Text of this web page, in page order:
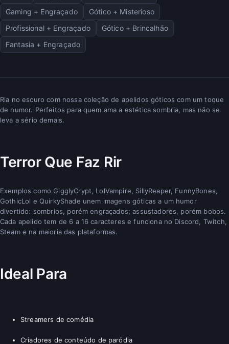
Gaming + Engraçado
Gótico + Misterioso
Profissional + Engraçado
Gótico + Brincalhão
Fantasia + Engraçado
Ria no escuro com nossa coleção de apelidos góticos com um toque
de humor. Perfeitos para quem ama a estética sombria, mas não se
leva a sério demais.
Terror Que Faz Rir
Exemplos como GigglyCrypt, LolVampire, SillyReaper, FunnyBones,
GothicLol e QuirkyShade unem imagens góticas a um humor
divertido: sombrios, porém engraçados; assustadores, porém bobos.
Cada apelido tem de 6 a 16 caracteres e funciona no Discord, Twitch,
Steam e na maioria das plataformas.
Ideal Para
Streamers de comédia
Criadores de conteúdo de paródia